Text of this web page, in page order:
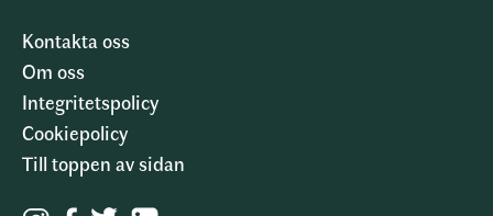
Kontakta oss
Om oss
Integritetspolicy
Cookiepolicy
Till toppen av sidan